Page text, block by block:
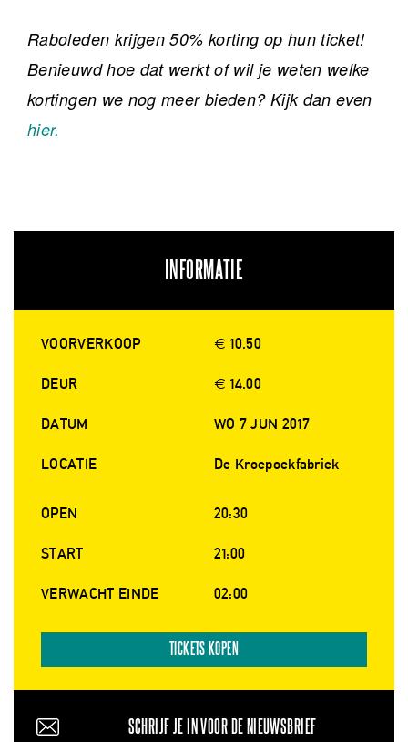
Raboleden krijgen 50% korting op hun ticket!
Benieuwd hoe dat werkt of wil je weten welke
kortingen we nog meer bieden? Kijk dan even
hier.
INFORMATIE
VOORVERKOOP € 10.50
DEUR € 14.00
DATUM WO 7 JUN 2017
LOCATIE De Kroepoekfabriek
OPEN 20:30
START 21:00
VERWACHT EINDE 02:00
TICKETS KOPEN
SCHRIJF JE IN VOOR DE NIEUWSBRIEF